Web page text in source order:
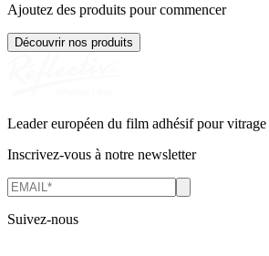
Ajoutez des produits pour commencer
Découvrir nos produits
Leader européen du film adhésif pour vitrage
Inscrivez-vous à notre newsletter
Suivez-nous